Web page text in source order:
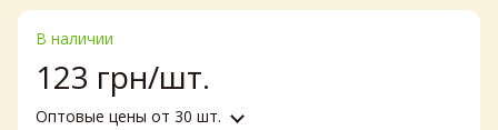
В наличии
123 грн/шт.
Оптовые цены от 30 шт.